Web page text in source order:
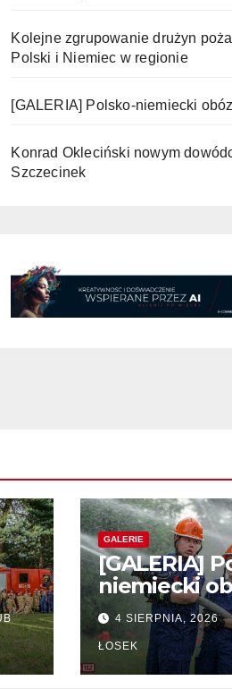
Kolejne zgrupowanie drużyn
Polski i Niemiec w regionie
[GALERIA] Polsko-niemiecki
Konrad Okleciński nowym
Szczecinek
GALERIE
[GALERIA]
niemiecki
4 SIERPNIA, 2026
ŁOSEK